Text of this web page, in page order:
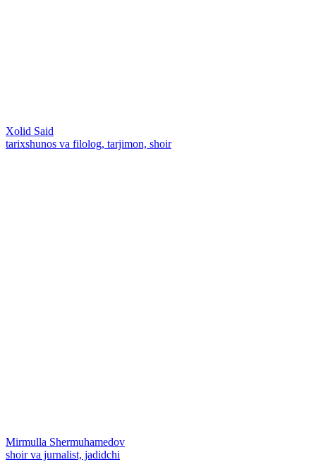
Xolid Said
tarixshunos va filolog, tarjimon, shoir
Mirmulla Shermuhamedov
shoir va jurnalist, jadidchi